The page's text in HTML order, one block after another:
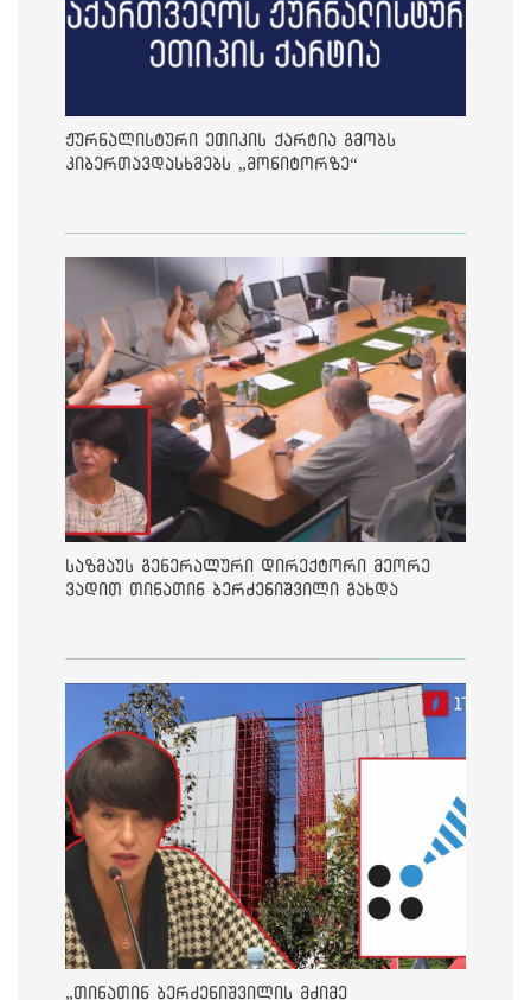
ჟურნალისტური ეთიკის ქარტია გმობს
კიბერთავდასხმებს „მონიტორზე“
საზმაუს გენერალური დირექტორი მეორე
ვადით თინათინ ბერძენიშვილი გახდა
„თინათინ ბერძენიშვილის მძიმე